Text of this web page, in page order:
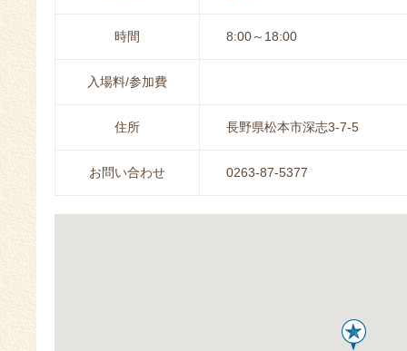
時間 8:00～18:00
入場料/参加費
住所 長野県松本市深志3-7-5
お問い合わせ 0263-87-5377